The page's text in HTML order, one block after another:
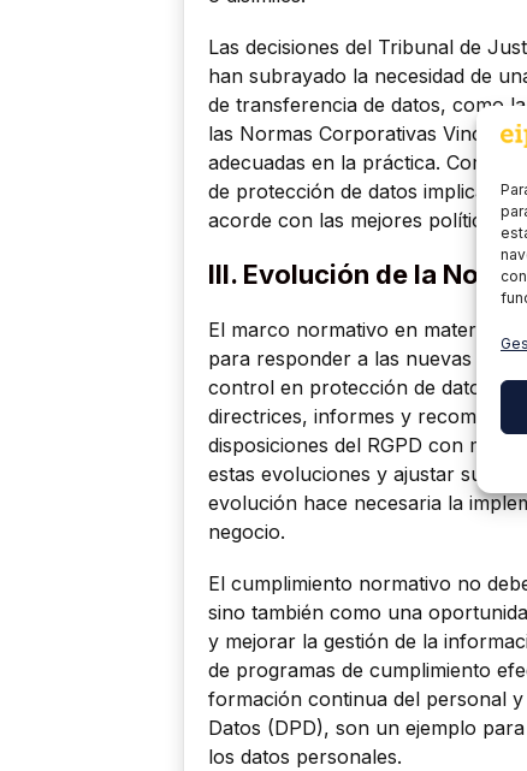
Las decisiones del Tribunal de
han subrayado la necesidad de
de transferencia de datos, como
las Normas Corporativas
adecuadas en la práctica. Como
de protección de datos implica el
acorde con las mejores políticas
III. Evolución de la
El marco normativo en materia de
para responder a las nuevas
control en protección de datos,
directrices, informes y
disposiciones del RGPD con más
estas evoluciones y ajustar sus
evolución hace necesaria la
negocio.
El cumplimiento normativo no
sino también como una
y mejorar la gestión de la
de programas de cumplimiento
formación continua del personal
Datos (DPD), son un ejemplo
los datos personales.